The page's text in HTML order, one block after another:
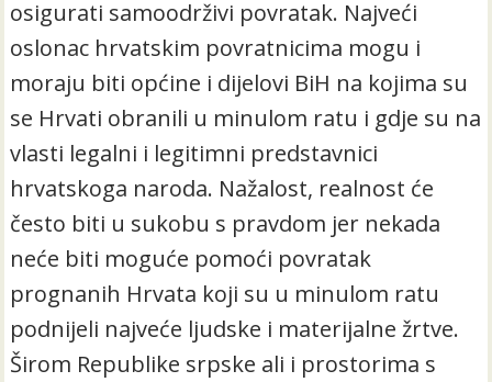
osigurati samoodrživi povratak. Najveći
oslonac hrvatskim povratnicima mogu i
moraju biti općine i dijelovi BiH na kojima su
se Hrvati obranili u minulom ratu i gdje su na
vlasti legalni i legitimni predstavnici
hrvatskoga naroda. Nažalost, realnost će
često biti u sukobu s pravdom jer nekada
neće biti moguće pomoći povratak
prognanih Hrvata koji su u minulom ratu
podnijeli najveće ljudske i materijalne žrtve.
Širom Republike srpske ali i prostorima s